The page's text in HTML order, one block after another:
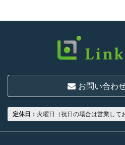
いものとします。
18歳以上の独身者で
男性は収入があること
当社の指定する環境
お問い合わ
定休日： 火曜日（祝日の場合は営業して